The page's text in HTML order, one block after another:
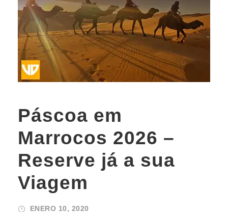
Páscoa em
Marrocos 2026 –
Reserve já a sua
Viagem
ENERO 10, 2020